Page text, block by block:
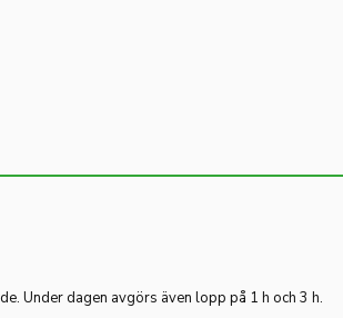
Under dagen avgörs även lopp på 1 h och 3 h.